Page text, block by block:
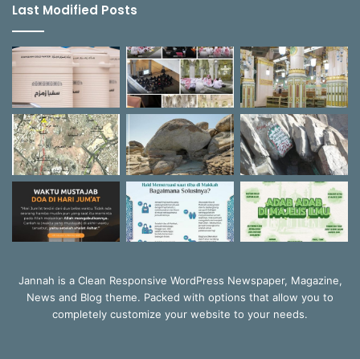
Last Modified Posts
Jannah is a Clean Responsive WordPress Newspaper, Magazine,
News and Blog theme. Packed with options that allow you to
completely customize your website to your needs.